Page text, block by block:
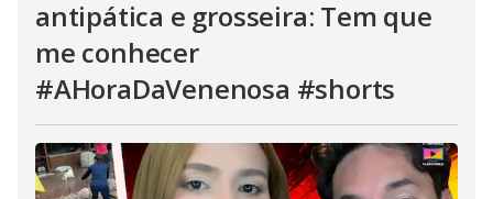
antipática e grosseira: Tem que
me conhecer
#AHoraDaVenenosa #shorts